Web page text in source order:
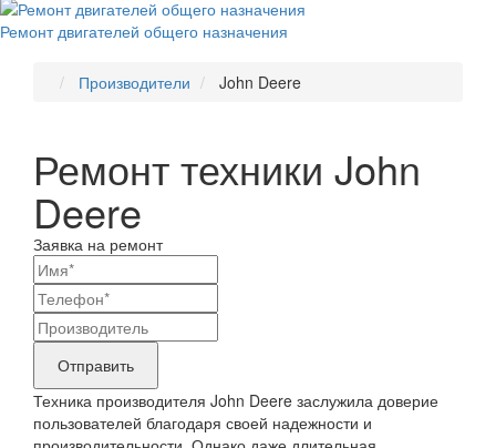
Ремонт двигателей общего назначения
Производители John Deere
Ремонт техники John
Deere
Заявка на ремонт
Ваши
контактные
данные
Название
бренда
продукта,
требующего
Отправить
Техника производителя John Deere заслужила доверие
пользователей благодаря своей надежности и